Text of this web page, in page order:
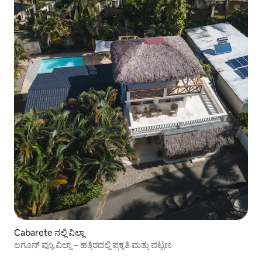
Cabarete ನಲ್ಲಿ ವಿಲ್ಲಾ
ಲಗೂನ್ ವ್ಯೂ ವಿಲ್ಲಾ – ಹತ್ತಿರದಲ್ಲಿ ಪ್ರಕೃತಿ ಮತ್ತು ಪಟ್ಟಣ